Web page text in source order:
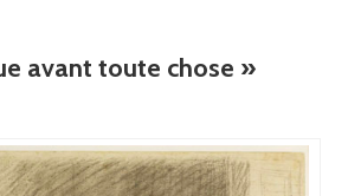
avant toute chose »